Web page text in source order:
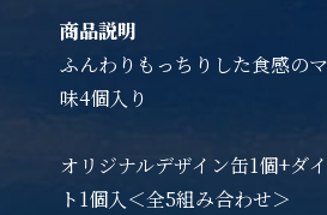
商品説明
ふんわりもっちりした食感の
味4個入り
オリジナルデザイン缶1個+ダ
ト1個入＜全5組み合わせ＞